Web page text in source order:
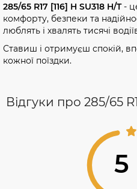
285/65 R17 [116] H SU318 H/T-
комфорту, безпеки та
люблять і хвалять тисячі
Ставиш і отримуєш спокій,
кожної поїздки.
Відгуки про 285/65
5